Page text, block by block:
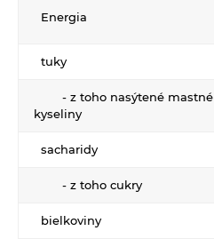
Výrobky z obilnín a polotovary
Polotovary
Výrobky z obilnín
Zmesi na varenie a pečenie
Zrná a semená
Pseudoobilniny
Ryže
Čokolády, cukríky, lízatká
Dezertné krémy - Kolatch
Dr.Popov - bylinné kvapky
Energia
tuky
- z toho nasýtené mastné
kyseliny
sacharidy
- z toho cukry
bielkoviny